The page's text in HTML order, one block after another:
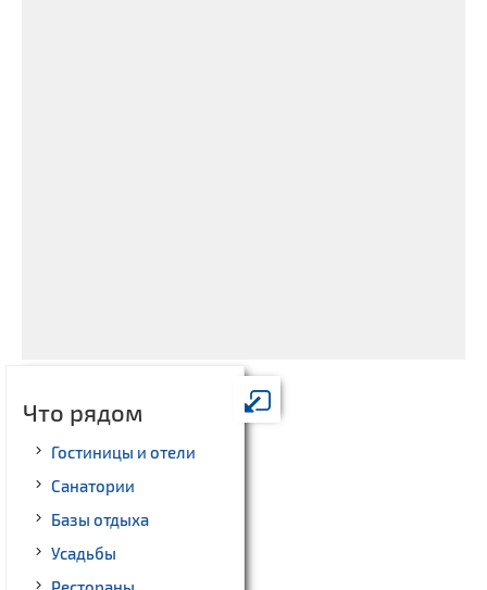
Что рядом
Гостиницы и отели
Санатории
Базы отдыха
Усадьбы